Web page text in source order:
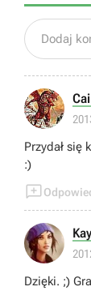
Dodaj
Przydał się
:)

Dzięki. ;)